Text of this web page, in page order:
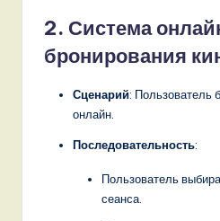
2. Система
бронирования
Сценарий: Пользователь
онлайн.
Последовательность:
Пользователь
сеанса.